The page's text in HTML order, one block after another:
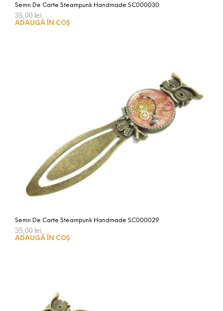
Semn De Carte Steampunk Handmade SC000030
35,00 lei
ADAUGĂ ÎN COȘ
Semn De Carte Steampunk Handmade SC000029
35,00 lei
ADAUGĂ ÎN COȘ